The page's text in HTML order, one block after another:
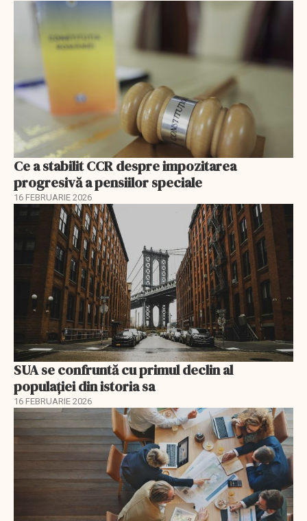
Ce a stabilit CCR despre impozitarea
progresivă a pensiilor speciale
16 FEBRUARIE 2026
SUA se confruntă cu primul declin al
populației din istoria sa
16 FEBRUARIE 2026